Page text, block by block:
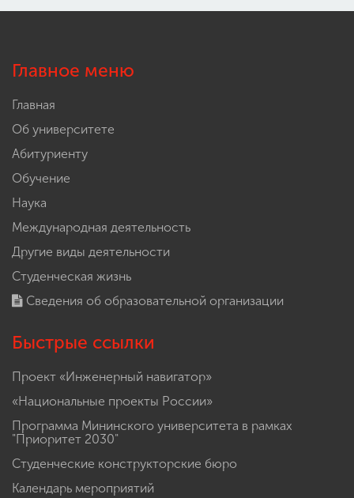
Главное меню
Главная
Об университете
Абитуриенту
Обучение
Наука
Международная деятельность
Другие виды деятельности
Студенческая жизнь
Сведения об образовательной организации
Быстрые ссылки
Проект «Инженерный навигатор»
«Национальные проекты России»
Программа Мининского университета в рамках
"Приоритет 2030"
Студенческие конструкторские бюро
Календарь мероприятий